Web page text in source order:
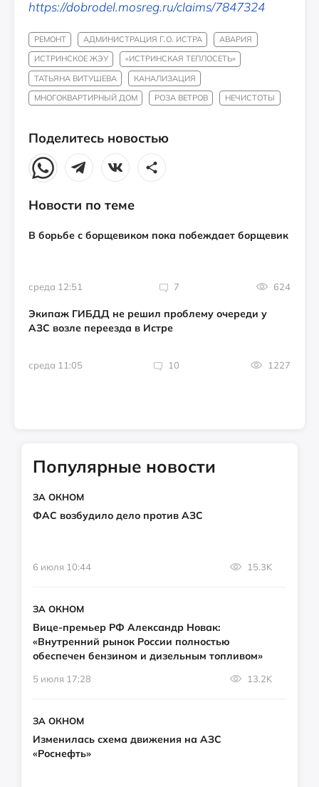
https://dobrodel.mosreg.ru/claims/7847324
РЕМОНТ АДМИНИСТРАЦИЯ Г.О. ИСТРА
АВАРИЯ
ИСТРИНСКОЕ ЖЭУ
«ИСТРИНСКАЯ ТЕПЛОСЕТЬ»
ТАТЬЯНА ВИТУШЕВА
КАНАЛИЗАЦИЯ
МНОГОКВАРТИРНЫЙ ДОМ
РОЗА ВЕТРОВ НЕЧИСТОТЫ
Поделитесь новостью
Новости по теме
В борьбе с борщевиком пока побеждает борщевик
среда 12:51 7 624
Экипаж ГИБДД не решил проблему очереди у
АЗС возле переезда в Истре
среда 11:05 10 1227
Популярные новости
ЗА ОКНОМ
ФАС возбудило дело против АЗС
6 июля 10:44 15.3K
ЗА ОКНОМ
Вице-премьер РФ Александр Новак:
«Внутренний рынок России полностью
обеспечен бензином и дизельным топливом»
5 июля 17:28 13.2K
ЗА ОКНОМ
Изменилась схема движения на АЗС
«Роснефть»